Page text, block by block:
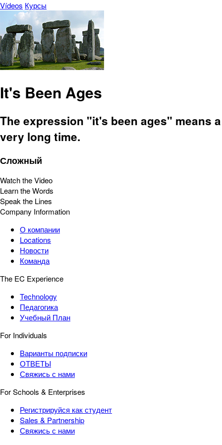
Vídeos Курсы
It's Been Ages
The expression "it's been ages" means a
very long time.
Сложный
Watch the Video
Learn the Words
Speak the Lines
Company Information
О компании
Locations
Новости
Команда
The EC Experience
Technology
Педагогика
Учебный План
For Individuals
Варианты подписки
ОТВЕТЫ
Свяжись с нами
For Schools & Enterprises
Регистрируйся как студент
Sales & Partnership
Свяжись с нами